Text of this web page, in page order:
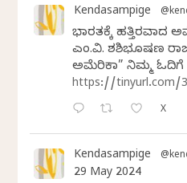
Kendasampige
ಭಾರತಕ್ಕೆ ಹತ್ತಿರವಾದ
ಎಂ.ವಿ. ಶಶಿಭೂಷಣ
ಅಮೆರಿಕಾ” ನಿಮ್ಮ ಓದಿಗೆ
https://tinyurl.com/
X
Kendasampige
29 May 2024